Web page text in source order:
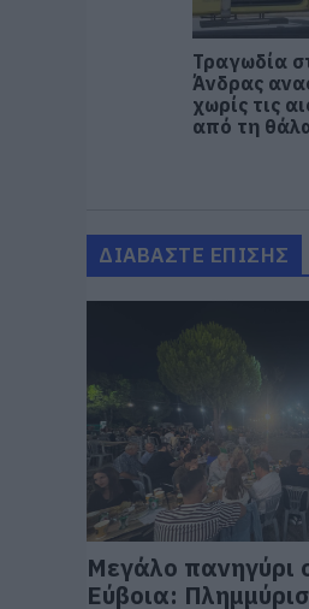
Τραγωδία
Άνδρας
χωρίς τις
από τη
ΔΙΑΒΑΣΤΕ ΕΠΙΣΗΣ
Μεγάλο πανηγύρι
Εύβοια: